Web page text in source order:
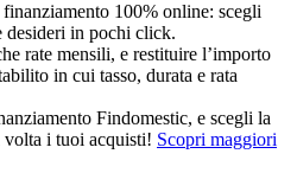
100% online: scegli
desideri in pochi click.
rate mensili, e restituire l’importo
in cui tasso, durata e rata
Findomestic, e scegli la
volta i tuoi acquisti! Scopri maggiori